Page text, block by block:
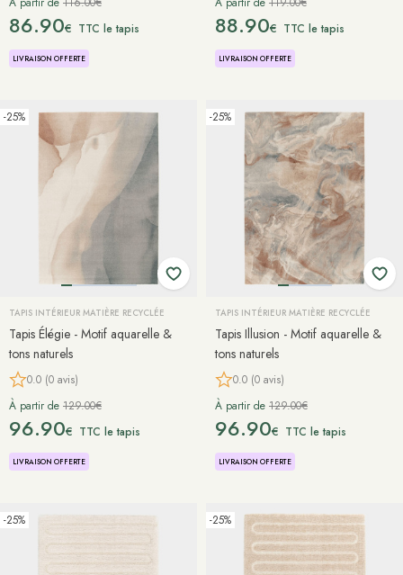
86.90€ TTC le tapis
LIVRAISON OFFERTE
88.90€ TTC le tapis
LIVRAISON OFFERTE
-25%
TAPIS INTÉRIEUR MATIÈRE RECYCLÉE
Tapis Élégie - Motif aquarelle &
tons naturels
0.0 (0 avis)
À partir de 129.00€
96.90€ TTC le tapis
LIVRAISON OFFERTE
-25%
TAPIS INTÉRIEUR MATIÈRE RECYCLÉE
Tapis Illusion - Motif aquarelle &
tons naturels
0.0 (0 avis)
À partir de 129.00€
96.90€ TTC le tapis
LIVRAISON OFFERTE
-25% -25%